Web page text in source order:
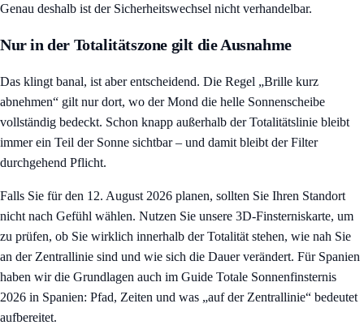
Genau deshalb ist der Sicherheitswechsel nicht verhandelbar.
Nur in der Totalitätszone gilt die Ausnahme
Das klingt banal, ist aber entscheidend. Die Regel „Brille kurz
abnehmen“ gilt nur dort, wo der Mond die helle Sonnenscheibe
vollständig bedeckt. Schon knapp außerhalb der Totalitätslinie bleibt
immer ein Teil der Sonne sichtbar – und damit bleibt der Filter
durchgehend Pflicht.
Falls Sie für den 12. August 2026 planen, sollten Sie Ihren Standort
nicht nach Gefühl wählen. Nutzen Sie unsere 3D-Finsterniskarte, um
zu prüfen, ob Sie wirklich innerhalb der Totalität stehen, wie nah Sie
an der Zentrallinie sind und wie sich die Dauer verändert. Für Spanien
haben wir die Grundlagen auch im Guide Totale Sonnenfinsternis
2026 in Spanien: Pfad, Zeiten und was „auf der Zentrallinie“ bedeutet
aufbereitet.